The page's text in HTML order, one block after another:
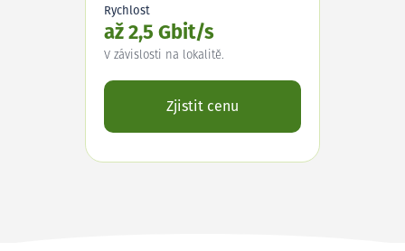
Rychlost
až 2,5 Gbit/s
V závislosti na lokalitě.
Zjistit cenu